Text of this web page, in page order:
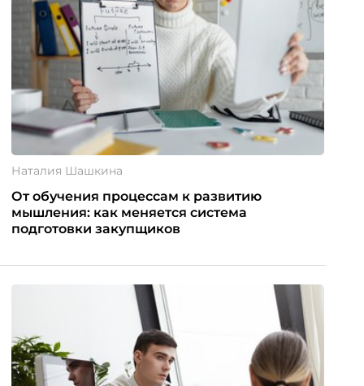
Наталия Шашкина
От обучения процессам к развитию
мышления: как меняется система
подготовки закупщиков